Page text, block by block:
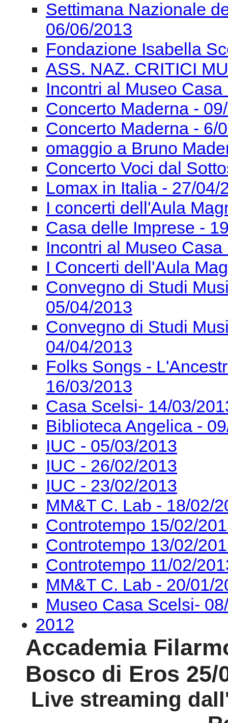
Concerto Maderna -
Concerto Maderna - 6/
omaggio a Bruno
Concerto Voci dal
Lomax in Italia - 27/04/
I concerti dell'Aula
Casa delle Imprese -
Incontri al Museo
I Concerti dell'Aula
Convegno di Studi
05/04/2013
Convegno di Studi
04/04/2013
Folks Songs -
16/03/2013
Casa Scelsi- 14/03/
Biblioteca Angelica -
IUC - 05/03/2013
IUC - 26/02/2013
IUC - 23/02/2013
MM&T C. Lab - 18/02/
Controtempo 15/02/
Controtempo 13/02/
Controtempo 11/02/
MM&T C. Lab - 20/01/
Museo Casa Scelsi-
2012
Accademia
Bosco di Eros 25/
Live streaming
Via